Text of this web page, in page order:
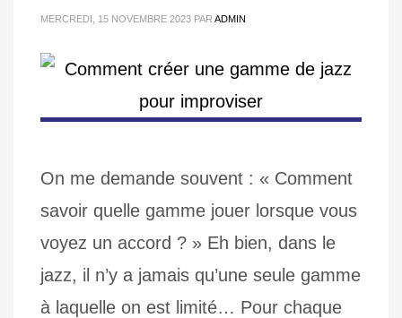
MERCREDI, 15 NOVEMBRE 2023 PAR ADMIN
On me demande souvent : « Comment
savoir quelle gamme jouer lorsque vous
voyez un accord ? » Eh bien, dans le
jazz, il n’y a jamais qu’une seule gamme
à laquelle on est limité… Pour chaque